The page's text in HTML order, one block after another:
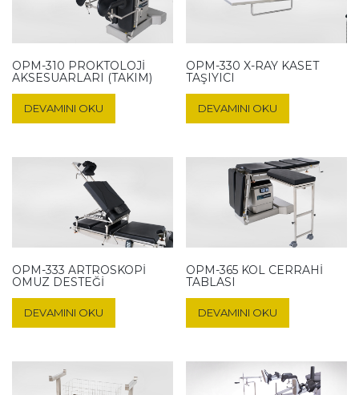
OPM-310 PROKTOLOJI
AKSESUARLARI (TAKIM)
DEVAMINI OKU
OPM-330 X-RAY KASET
TAŞIYICI
DEVAMINI OKU
OPM-333 ARTROSKOPI
OMUZ DESTEĞI
DEVAMINI OKU
OPM-365 KOL CERRAHI
TABLASI
DEVAMINI OKU